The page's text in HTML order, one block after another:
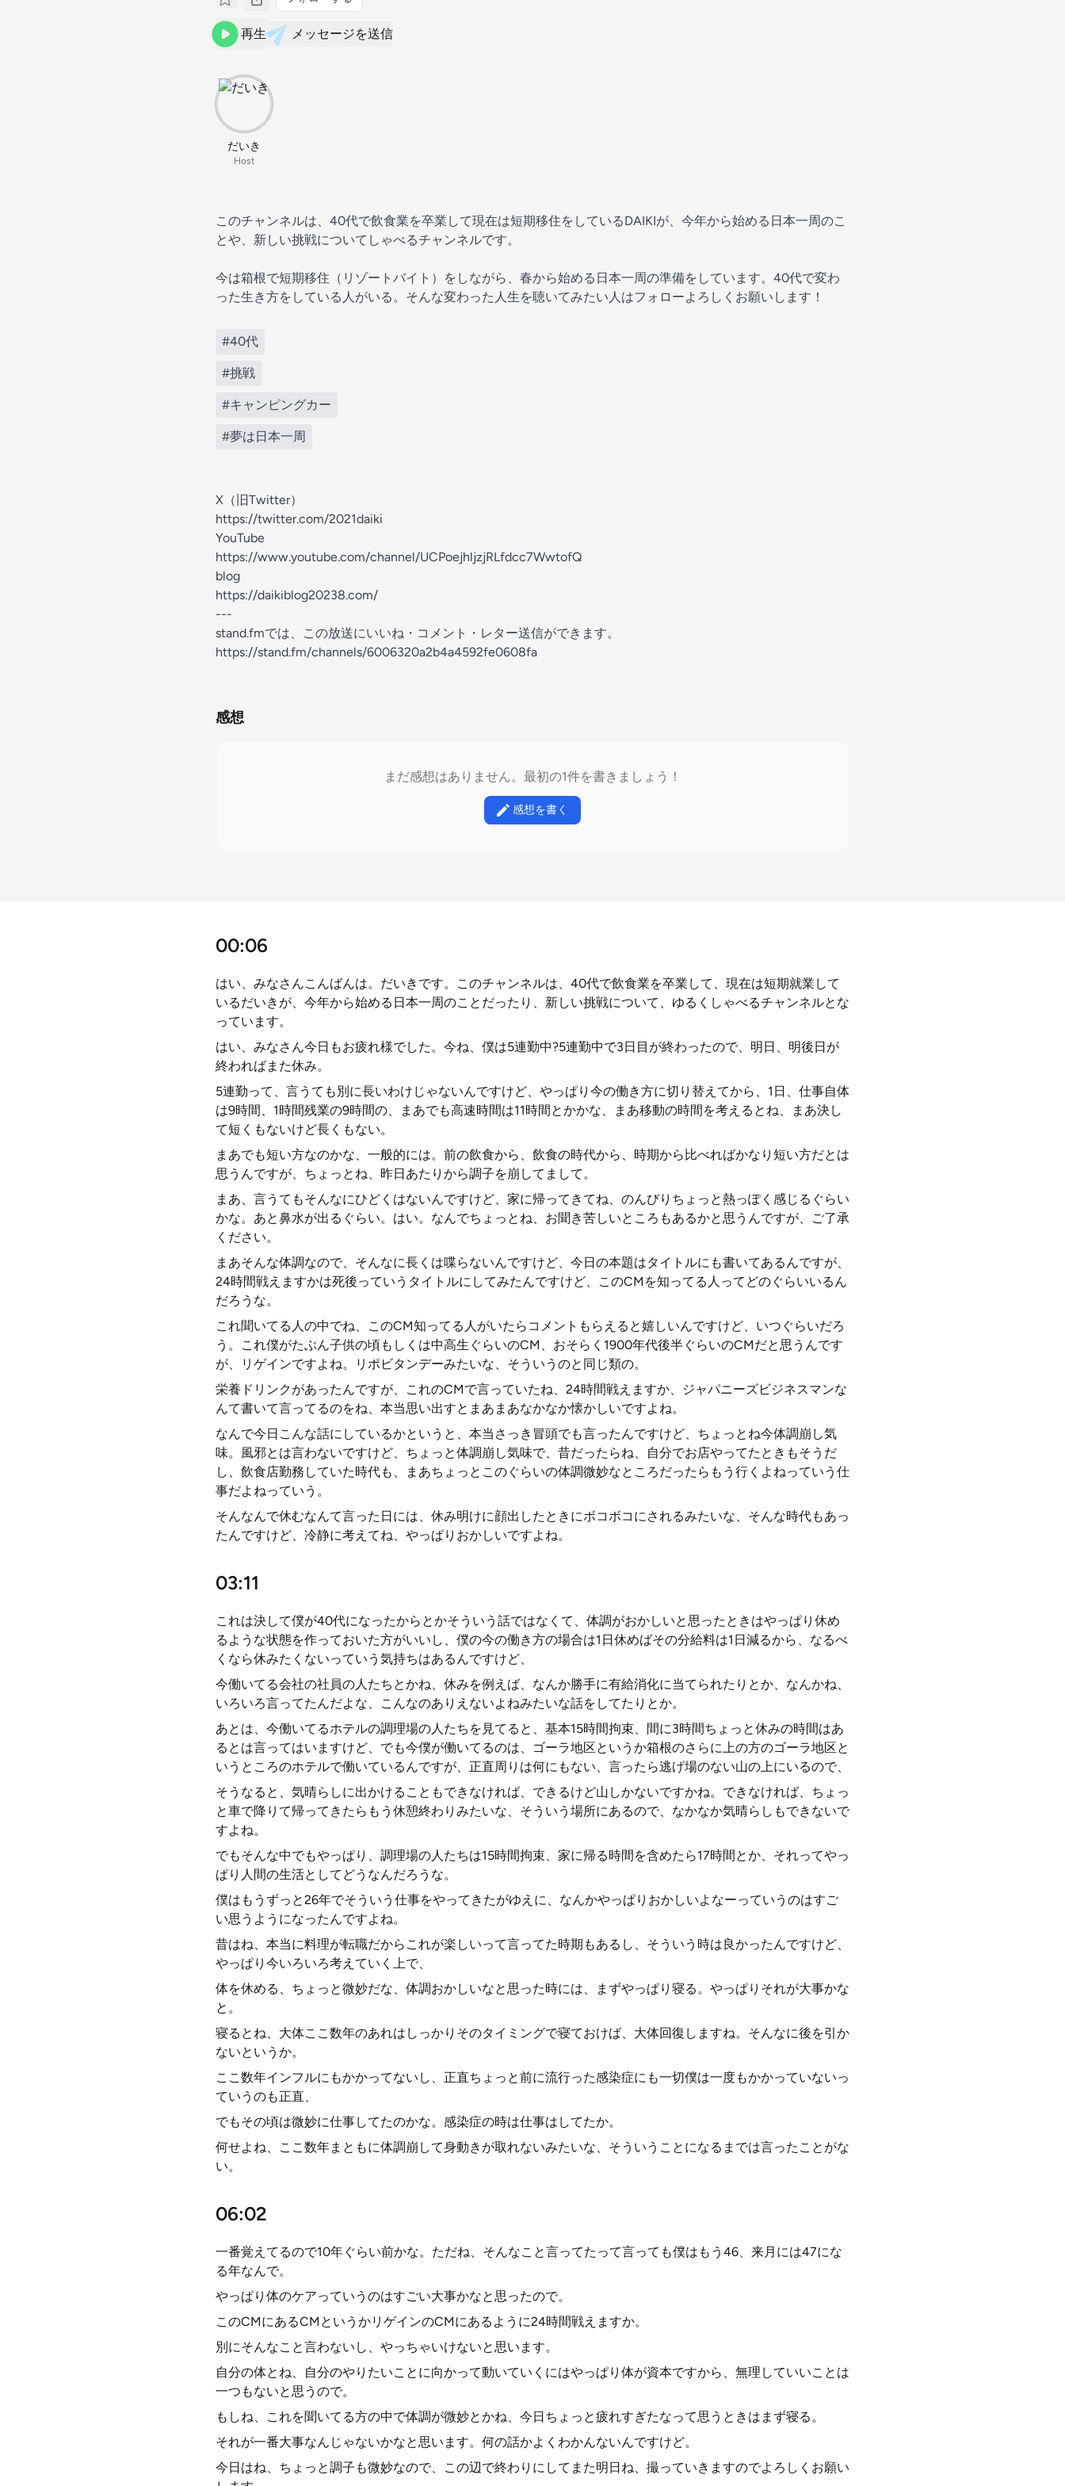
再生 メッセージを送信
だいき
Host
このチャンネルは、40代で飲食業を卒業して現在は短期移住をしているDAIKIが、今年から始める日本一周のこ
とや、新しい挑戦についてしゃべるチャンネルです。
今は箱根で短期移住（リゾートバイト）をしながら、春から始める日本一周の準備をしています。40代で変わ
った生き方をしている人がいる。そんな変わった人生を聴いてみたい人はフォローよろしくお願いします！
#40代
#挑戦
#キャンピングカー
#夢は日本一周
X（旧Twitter）
https://twitter.com/2021daiki
YouTube
https://www.youtube.com/channel/UCPoejhljzjRLfdcc7WwtofQ
blog
https://daikiblog20238.com/
---
stand.fmでは、この放送にいいね・コメント・レター送信ができます。
https://stand.fm/channels/6006320a2b4a4592fe0608fa
感想
まだ感想はありません。最初の1件を書きましょう！
感想を書く
00:06
はい、みなさんこんばんは。だいきです。このチャンネルは、40代で飲食業を卒業して、現在は短期就業して
いるだいきが、今年から始める日本一周のことだったり、新しい挑戦について、ゆるくしゃべるチャンネルとな
っています。
はい、みなさん今日もお疲れ様でした。今ね、僕は5連勤中?5連勤中で3日目が終わったので、明日、明後日が
終わればまた休み。
5連勤って、言うても別に長いわけじゃないんですけど、やっぱり今の働き方に切り替えてから、1日、仕事自体
は9時間、1時間残業の9時間の、まあでも高速時間は11時間とかかな、まあ移動の時間を考えるとね、まあ決し
て短くもないけど長くもない。
まあでも短い方なのかな、一般的には。前の飲食から、飲食の時代から、時期から比べればかなり短い方だとは
思うんですが、ちょっとね、昨日あたりから調子を崩してまして。
まあ、言うてもそんなにひどくはないんですけど、家に帰ってきてね、のんびりちょっと熱っぽく感じるぐらい
かな。あと鼻水が出るぐらい。はい。なんでちょっとね、お聞き苦しいところもあるかと思うんですが、ご了承
ください。
まあそんな体調なので、そんなに長くは喋らないんですけど、今日の本題はタイトルにも書いてあるんですが、
24時間戦えますかは死後っていうタイトルにしてみたんですけど、このCMを知ってる人ってどのぐらいいるん
だろうな。
これ聞いてる人の中でね、このCM知ってる人がいたらコメントもらえると嬉しいんですけど、いつぐらいだろ
う。これ僕がたぶん子供の頃もしくは中高生ぐらいのCM、おそらく1900年代後半ぐらいのCMだと思うんです
が、リゲインですよね。リポビタンデーみたいな、そういうのと同じ類の。
栄養ドリンクがあったんですが、これのCMで言っていたね、24時間戦えますか、ジャパニーズビジネスマンな
んて書いて言ってるのをね、本当思い出すとまあまあなかなか懐かしいですよね。
なんで今日こんな話にしているかというと、本当さっき冒頭でも言ったんですけど、ちょっとね今体調崩し気
味。風邪とは言わないですけど、ちょっと体調崩し気味で、昔だったらね、自分でお店やってたときもそうだ
し、飲食店勤務していた時代も、まあちょっとこのぐらいの体調微妙なところだったらもう行くよねっていう仕
事だよねっていう。
そんなんで休むなんて言った日には、休み明けに顔出したときにボコボコにされるみたいな、そんな時代もあっ
たんですけど、冷静に考えてね、やっぱりおかしいですよね。
03:11
これは決して僕が40代になったからとかそういう話ではなくて、体調がおかしいと思ったときはやっぱり休め
るような状態を作っておいた方がいいし、僕の今の働き方の場合は1日休めばその分給料は1日減るから、なるべ
くなら休みたくないっていう気持ちはあるんですけど、
今働いてる会社の社員の人たちとかね、休みを例えば、なんか勝手に有給消化に当てられたりとか、なんかね、
いろいろ言ってたんだよな、こんなのありえないよねみたいな話をしてたりとか。
あとは、今働いてるホテルの調理場の人たちを見てると、基本15時間拘束、間に3時間ちょっと休みの時間はあ
るとは言ってはいますけど、でも今僕が働いてるのは、ゴーラ地区というか箱根のさらに上の方のゴーラ地区と
いうところのホテルで働いているんですが、正直周りは何にもない、言ったら逃げ場のない山の上にいるので、
そうなると、気晴らしに出かけることもできなければ、できるけど山しかないですかね。できなければ、ちょっ
と車で降りて帰ってきたらもう休憩終わりみたいな、そういう場所にあるので、なかなか気晴らしもできないで
すよね。
でもそんな中でもやっぱり、調理場の人たちは15時間拘束、家に帰る時間を含めたら17時間とか、それってやっ
ぱり人間の生活としてどうなんだろうな。
僕はもうずっと26年でそういう仕事をやってきたがゆえに、なんかやっぱりおかしいよなーっていうのはすご
い思うようになったんですよね。
昔はね、本当に料理が転職だからこれが楽しいって言ってた時期もあるし、そういう時は良かったんですけど、
やっぱり今いろいろ考えていく上で、
体を休める、ちょっと微妙だな、体調おかしいなと思った時には、まずやっぱり寝る。やっぱりそれが大事かな
と。
寝るとね、大体ここ数年のあれはしっかりそのタイミングで寝ておけば、大体回復しますね。そんなに後を引か
ないというか。
ここ数年インフルにもかかってないし、正直ちょっと前に流行った感染症にも一切僕は一度もかかっていないっ
ていうのも正直、
でもその頃は微妙に仕事してたのかな。感染症の時は仕事はしてたか。
何せよね、ここ数年まともに体調崩して身動きが取れないみたいな、そういうことになるまでは言ったことがな
い。
06:02
一番覚えてるので10年ぐらい前かな。ただね、そんなこと言ってたって言っても僕はもう46、来月には47にな
る年なんで。
やっぱり体のケアっていうのはすごい大事かなと思ったので。
このCMにあるCMというかリゲインのCMにあるように24時間戦えますか。
別にそんなこと言わないし、やっちゃいけないと思います。
自分の体とね、自分のやりたいことに向かって動いていくにはやっぱり体が資本ですから、無理していいことは
一つもないと思うので。
もしね、これを聞いてる方の中で体調が微妙とかね、今日ちょっと疲れすぎたなって思うときはまず寝る。
それが一番大事なんじゃないかなと思います。何の話かよくわかんないんですけど。
今日はね、ちょっと調子も微妙なので、この辺で終わりにしてまた明日ね、撮っていきますのでよろしくお願い